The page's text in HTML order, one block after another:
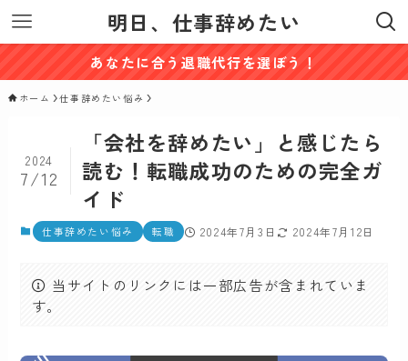
明日、仕事辞めたい
あなたに合う退職代行を選ぼう！
ホーム 仕事辞めたい悩み
「会社を辞めたい」と感じたら
読む！転職成功のための完全ガ
イド
2024
7/12
仕事辞めたい悩み 転職 2024年7月3日 2024年7月12日
当サイトのリンクには一部広告が含まれていま
す。